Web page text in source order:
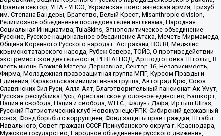
Правый сектор, УНА - УНСО, Украинская повстанческая армия, Тризуб
им. Степана Бандеры, Братство, Белый Крест, Misanthropic division,
Религиозное объединение последователей инглиизма, Народная
Социальная Инициатива, TulaSkins, Этнополитическое объединение
Русские, Русское национальное объединение Атака, Мечеть Мирмамеда,
Община Коренного Русского народа г. Астрахани, ВОЛЯ, Меджлис
крымскотатарского народа, Рубеж Севера, ТОЙС, О противодействии
экстремистской деятельности, РЕВТАТПОД, Артподготовка, Штольц, В
честь иконы Божией Матери Державная, Сектор 16, Независимость,
Фирма, Молодежная правозащитная группа МПГ, Курсом Правды и
Единения, Каракольская инициативная группа, Автоград Крю, Союз
Славянских Сил Руси, Алля-Аят, Благотворительный пансионат Ак Умут,
Русская республика Русь, Арестантское уголовное единство, Башкорт,
Нация и свобода, Нация и свобода, W.H.С., Фалунь Дафа, Иртыш Ultras,
Русский Патриотический клуб-Новокузнецк/РПК, Сибирский державный
союз, Фонд борьбы с коррупцией, Фонд защиты прав граждан, Штабы
Навального, Совет граждан СССР Прикубанского округа г. Краснодара,
Мужское государство, Народное объединение русского движения,